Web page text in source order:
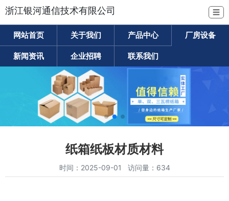
浙江银河通信技术有限公司 ☰
网站首页 关于我们 产品中心 厂房设备
新闻资讯 企业招聘 联系我们
纸箱纸板材质材料
时间：2025-09-01 访问量：634